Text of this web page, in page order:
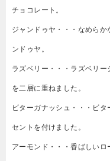
チョコレート。
ジャンドゥヤ・・・なめら
ンドゥヤ。
ラズベリー・・・ラズベリ
を二層に重ねました。
ビターガナッシュ・・・ビ
セントを付けました。
アーモンド・・・香ばしい